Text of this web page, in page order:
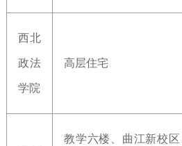
西北
政法
学院
高层住宅
教学六楼、曲江新校